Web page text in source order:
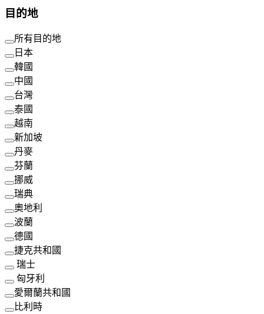
目的地
所有目的地
日本
韓國
中國
台灣
泰國
越南
新加坡
丹麥
芬蘭
挪威
瑞典
奧地利
波蘭
德國
捷克共和國
瑞士
匈牙利
愛爾蘭共和國
比利時